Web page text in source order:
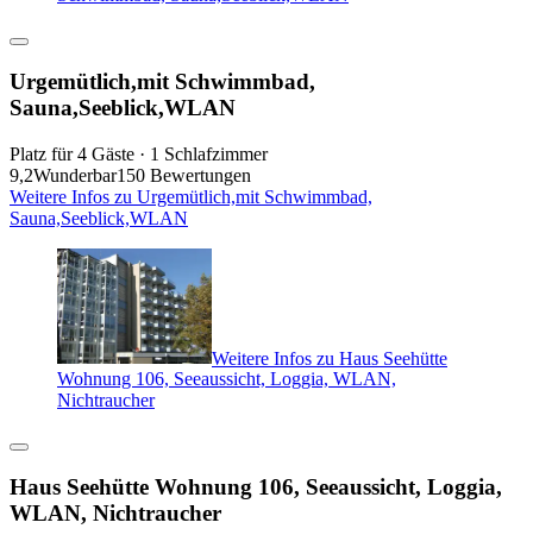
Urgemütlich,mit Schwimmbad,
Sauna,Seeblick,WLAN
Platz für 4 Gäste · 1 Schlafzimmer
9,2Wunderbar150 Bewertungen
Weitere Infos zu Urgemütlich,mit Schwimmbad,
Sauna,Seeblick,WLAN
Weitere Infos zu Haus Seehütte
Wohnung 106, Seeaussicht, Loggia, WLAN,
Nichtraucher
Haus Seehütte Wohnung 106, Seeaussicht, Loggia,
WLAN, Nichtraucher